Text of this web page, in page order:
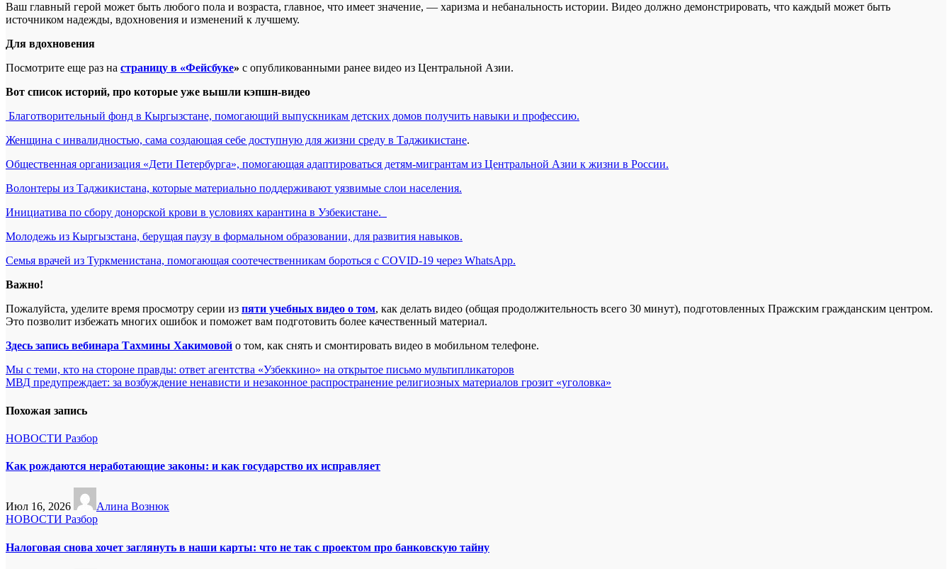
Ваш главный герой может быть любого пола и возраста, главное, что имеет значение, — харизма и небанальность истории. Видео должно демонстрировать, что каждый может быть
источником надежды, вдохновения и изменений к лучшему.
Для вдохновения
Посмотрите еще раз на страницу в «Фейсбуке» с опубликованными ранее видео из Центральной Азии.
Вот список историй, про которые уже вышли кэпшн-видео
Благотворительный фонд в Кыргызстане, помогающий выпускникам детских домов получить навыки и профессию.
Женщина с инвалидностью, сама создающая себе доступную для жизни среду в Таджикистане.
Общественная организация «Дети Петербурга», помогающая адаптироваться детям-мигрантам из Центральной Азии к жизни в России.
Волонтеры из Таджикистана, которые материально поддерживают уязвимые слои населения.
Инициатива по сбору донорской крови в условиях карантина в Узбекистане.
Молодежь из Кыргызстана, берущая паузу в формальном образовании, для развития навыков.
Семья врачей из Туркменистана, помогающая соотечественникам бороться с COVID-19 через WhatsApp.
Важно!
Пожалуйста, уделите время просмотру серии из пяти учебных видео о том, как делать видео (общая продолжительность всего 30 минут), подготовленных Пражским гражданским центром.
Это позволит избежать многих ошибок и поможет вам подготовить более качественный материал.
Здесь запись вебинара Тахмины Хакимовой о том, как снять и смонтировать видео в мобильном телефоне.
Навигация
по
записям
Мы с теми, кто на стороне правды: ответ агентства «Узбеккино» на открытое письмо мультипликаторов
МВД предупреждает: за возбуждение ненависти и незаконное распространение религиозных материалов грозит «уголовка»
Похожая запись
НОВОСТИ Разбор
Как рождаются неработающие законы: и как государство их исправляет
Июл 16, 2026
Алина Вознюк
НОВОСТИ Разбор
Налоговая снова хочет заглянуть в наши карты: что не так с проектом про банковскую тайну